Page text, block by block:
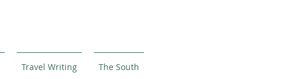
Travel Writing The South